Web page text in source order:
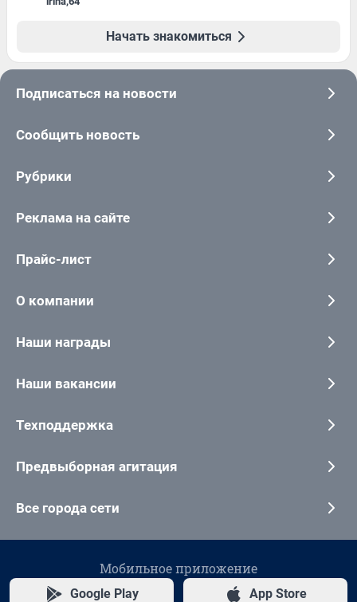
Начать знакомиться
Подписаться на новости
Сообщить новость
Рубрики
Реклама на сайте
Прайс-лист
О компании
Наши награды
Наши вакансии
Техподдержка
Предвыборная агитация
Все города сети
Мобильное приложение
Google Play App Store